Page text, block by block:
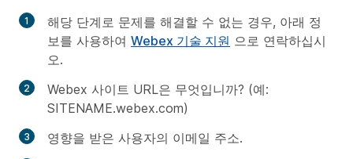
해당 단계로 문제를 해결할 수 없는 경우, 아래 정
보를 사용하여 Webex 기술 지원 으로 연락하십시
오.
Webex 사이트 URL은 무엇입니까? (예:
SITENAME.webex.com)
영향을 받은 사용자의 이메일 주소.